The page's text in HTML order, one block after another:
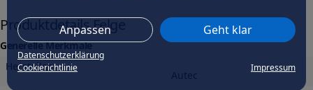
Anpassen Geht klar
Datenschutzerklärung
Cookierichtlinie
Impressum
Produktdetails Felge
Generelle Merkmale
Hersteller